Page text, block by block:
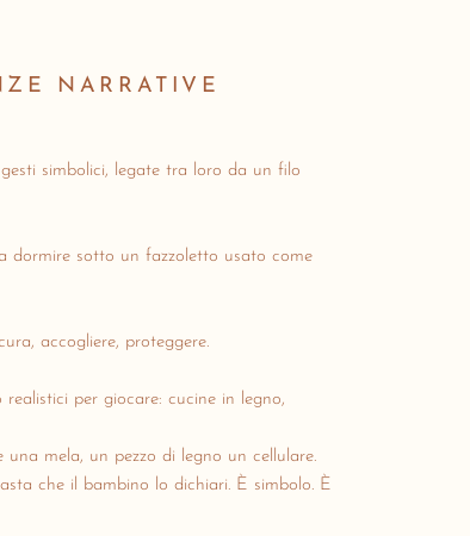
NARRATIVE
simbolici, legate tra loro da un filo
dormire sotto un fazzoletto usato come
accogliere, proteggere.
per giocare: cucine in legno,
mela, un pezzo di legno un cellulare.
che il bambino lo dichiari. È simbolo. È